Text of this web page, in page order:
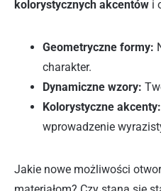
kolorystycznych akcentów i
Geometryczne formy:
charakter.
Dynamiczne wzory:
Kolorystyczne akcenty:
wprowadzenie
Jakie nowe możliwości